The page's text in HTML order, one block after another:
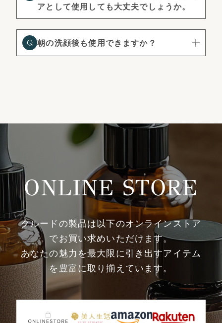
アとして使用しても大丈夫でしょうか。
朝の洗顔後も使用できますか？
ONLINE STORE
クルードの製品は以下のオンラインストア
でお買い求めいただけます。
あなたの魅力を最大限に引き出すアイテム
を豊富に取り揃えています。